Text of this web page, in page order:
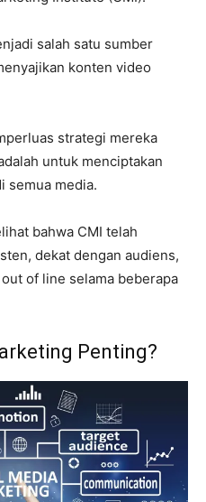
salah satu sumber
konten video
strategi mereka
untuk menciptakan
semua media.
bahwa CMI telah
dekat dengan audiens,
of line selama beberapa
Penting?